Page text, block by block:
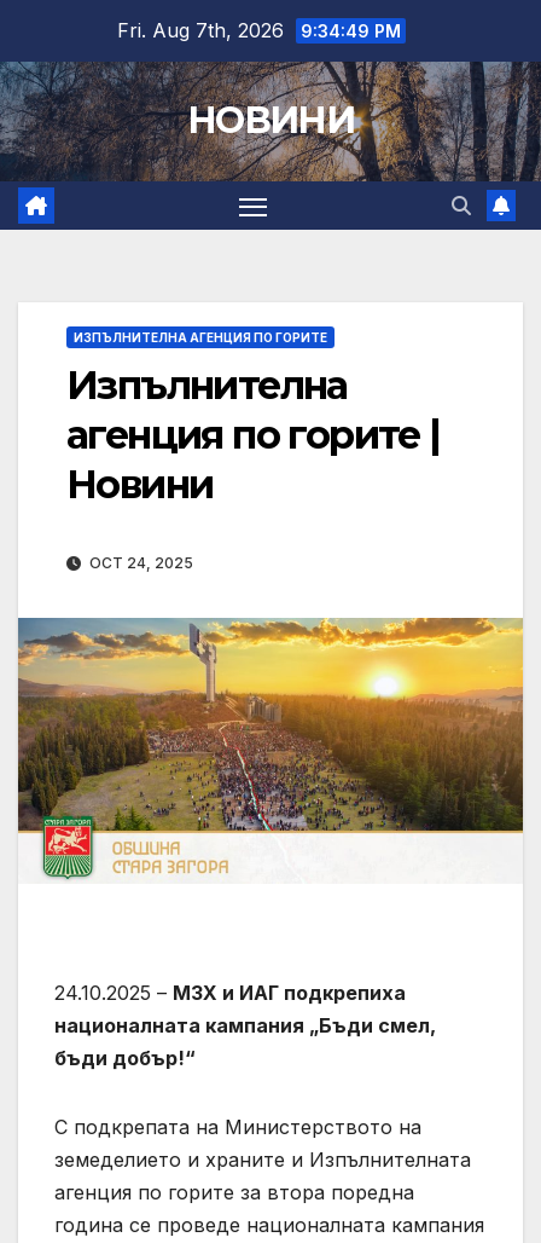
content
Fri. Aug 7th, 2026 9:34:50 PM
НОВИНИ
ИЗПЪЛНИТЕЛНА АГЕНЦИЯ ПО ГОРИТЕ
Изпълнителна
агенция по горите |
Новини
OCT 24, 2025
24.10.2025 – МЗХ и ИАГ подкрепиха
националната кампания „Бъди смел,
бъди добър!“
С подкрепата на Министерството на
земеделието и храните и Изпълнителната
агенция по горите за втора поредна
година се проведе националната кампания